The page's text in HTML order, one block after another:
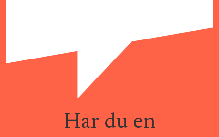
Har du en